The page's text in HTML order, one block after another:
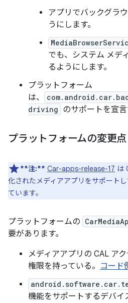
アプリでバックグラ
うにします。
でも、システム メデ
るようにします。
プラットフォーム
は、
driving のサポートを宣言
プラットフォームの変更点
**注:** Car-apps-release-17 は
化されたメディアアプリをサポート
ています。
プラットフォームの
要があります。
メディアアプリの CAL ア
権限を持っている。 コード
機能をサポートするデバイ